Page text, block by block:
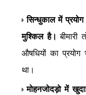
सिन्धुकाल में
मुश्किल है।
औषधियों का प्रयोग
था।
मोहनजोदड़ो में